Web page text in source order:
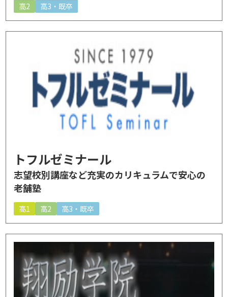
高2 高3・既卒
トフルゼミナール
志望校別講座など充実のカリキュラムで安心の
老舗塾
高1 高2 高3・既卒